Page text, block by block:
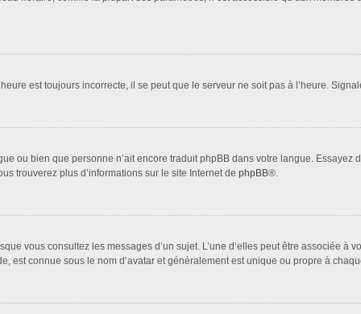
est toujours incorrecte, il se peut que le serveur ne soit pas à l’heure.
ou bien que personne n’ait encore traduit phpBB dans votre langue.
trouverez plus d’informations sur le site Internet de phpBB®.
vous consultez les messages d’un sujet. L’une d’elles peut être associée
est connue sous le nom d’avatar et généralement est unique ou propre à